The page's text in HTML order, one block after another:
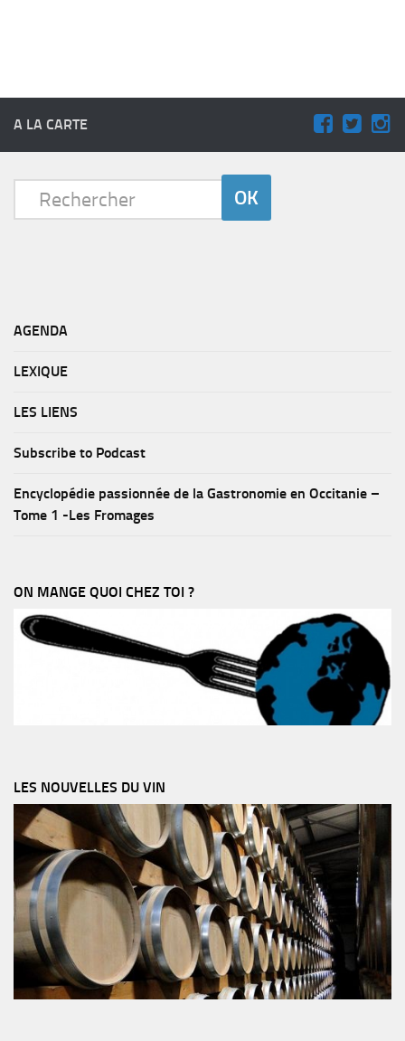
A LA CARTE
AGENDA
LEXIQUE
LES LIENS
Subscribe to Podcast
Encyclopédie passionnée de la Gastronomie en Occitanie –
Tome 1 -Les Fromages
ON MANGE QUOI CHEZ TOI ?
LES NOUVELLES DU VIN